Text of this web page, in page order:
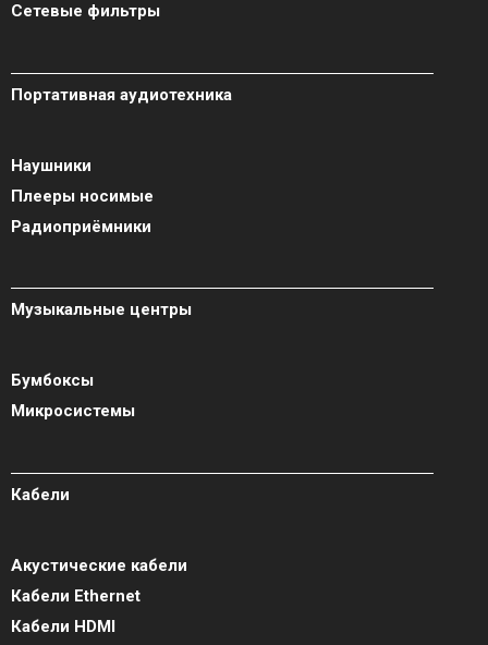
Сетевые фильтры
Портативная аудиотехника
Наушники
Плееры носимые
Радиоприёмники
Музыкальные центры
Бумбоксы
Микросистемы
Кабели
Акустические кабели
Кабели Ethernet
Кабели HDMI